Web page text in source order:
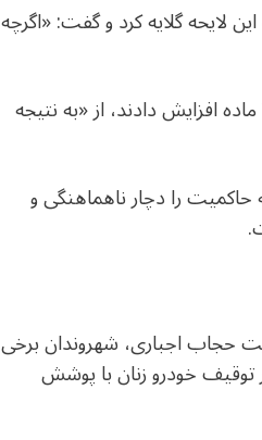
لایحه گلایه کرد و گفت: «اگرچه
اژه‌ای با بیان اینکه قوه‌‌قضاییه لایحه را در ۹ ماده تنظیم کرده و دولت و مجلس آن را به ۱۵ و بعد به ۷۱ ماده افزایش دادند، از «به نتیجه
را دچار ناهماهنگی و
مسوولان نظام در ۱۵فروردین۱۴۰۳ درباره الزام به رعایت حجاب اجباری، شهروندان برخی
توقیف خودرو زنان با پوشش